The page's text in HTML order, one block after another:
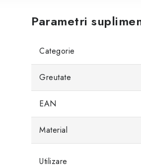
Parametri
Categorie
Greutate
EAN
Material
Utilizare